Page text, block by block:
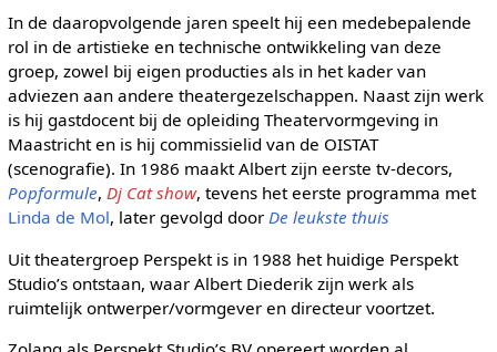
In de daaropvolgende jaren speelt hij een medebepalende
rol in de artistieke en technische ontwikkeling van deze
groep, zowel bij eigen producties als in het kader van
adviezen aan andere theatergezelschappen. Naast zijn werk
is hij gastdocent bij de opleiding Theatervormgeving in
Maastricht en is hij commissielid van de OISTAT
(scenografie). In 1986 maakt Albert zijn eerste tv-decors,
Popformule, Dj Cat show, tevens het eerste programma met
Linda de Mol, later gevolgd door De leukste thuis
Uit theatergroep Perspekt is in 1988 het huidige Perspekt
Studio’s ontstaan, waar Albert Diederik zijn werk als
ruimtelijk ontwerper/vormgever en directeur voortzet.